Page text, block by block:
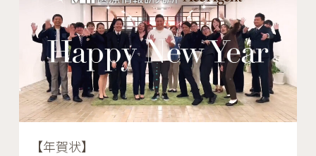
【年賀状】